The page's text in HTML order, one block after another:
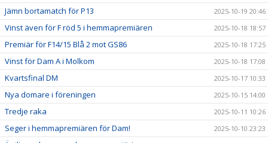
Jämn bortamatch för P13 2025-10-19 20:46
Vinst även för F röd 5 i hemmapremiären 2025-10-18 18:57
Premiär för F14/15 Blå 2 mot GS86 2025-10-18 17:25
Vinst för Dam A i Molkom 2025-10-18 17:08
Kvartsfinal DM 2025-10-17 10:33
Nya domare i föreningen 2025-10-15 14:00
Tredje raka 2025-10-11 10:26
Seger i hemmapremiären för Dam! 2025-10-10 23:23